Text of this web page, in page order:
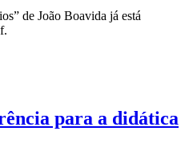
de João Boavida já está
para a didática